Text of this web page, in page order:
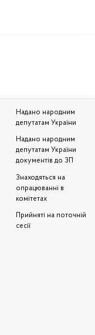
Надано народним
депутатам України
Надано народним
депутатам України
документів до ЗП
Знаходяться на
опрацюванні в
комітетах
Прийняті на поточній
сесії